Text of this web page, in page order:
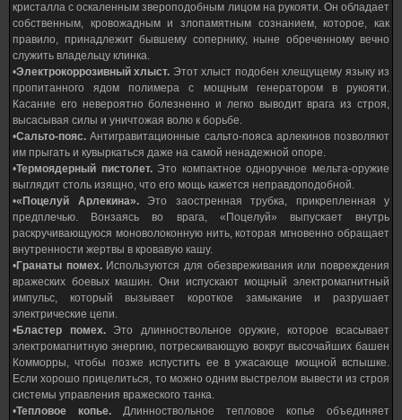
кристалла с оскаленным звероподобным лицом на рукояти. Он обладает
собственным, кровожадным и злопамятным сознанием, которое, как
правило, принадлежит бывшему сопернику, ныне обреченному вечно
служить владельцу клинка.
•Электрокоррозивный хлыст. Этот хлыст подобен хлещущему языку из
пропитанного ядом полимера с мощным генератором в рукояти.
Касание его невероятно болезненно и легко выводит врага из строя,
высасывая силы и уничтожая волю к борьбе.
•Сальто-пояс. Антигравитационные сальто-пояса арлекинов позволяют
им прыгать и кувыркаться даже на самой ненадежной опоре.
•Термоядерный пистолет.Это компактное одноручное мельта-оружие
выглядит столь изящно, что его мощь кажется неправдоподобной.
•«Поцелуй Арлекина».Это заостренная трубка, прикрепленная у
предплечью. Вонзаясь во врага, «Поцелуй» выпускает внутрь
раскручивающуюся моноволоконную нить, которая мгновенно обращает
внутренности жертвы в кровавую кашу.
•Гранаты помех.Используются для обезвреживания или повреждения
вражеских боевых машин. Они испускают мощный электромагнитный
импульс, который вызывает короткое замыкание и разрушает
электрические цепи.
•Бластер помех.Это длинноствольное оружие, которое всасывает
электромагнитную энергию, потрескивающую вокруг высочайших башен
Комморры, чтобы позже испустить ее в ужасающе мощной вспышке.
Если хорошо прицелиться, то можно одним выстрелом вывести из строя
системы управления вражеского танка.
•Тепловое копье. Длинноствольное тепловое копье объединяет